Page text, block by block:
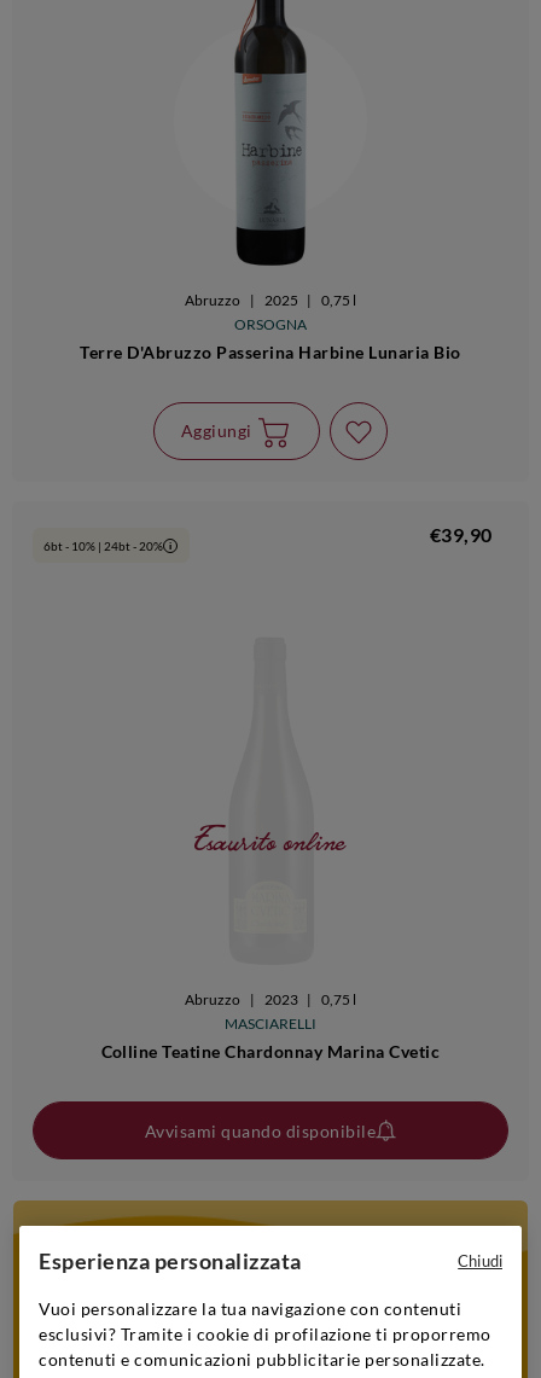
Abruzzo | 2025 | 0,75 l
ORSOGNA
Terre D'Abruzzo Passerina Harbine Lunaria Bio
Aggiungi
Esaurito online
6bt - 10% | 24bt - 20% i €39,90
Abruzzo | 2023 | 0,75 l
MASCIARELLI
Colline Teatine Chardonnay Marina Cvetic
Avvisami quando disponibile
ISCRIVITI A SIGNORVINO
Iscriviti al programma e ricevi subito il 10% di
sconto! Accumula i punti per ottenere sempre più
Esperienza personalizzata
Vuoi personalizzare la tua navigazione con contenuti
esclusivi? Tramite i cookie di profilazione ti proporremo
contenuti e comunicazioni pubblicitarie personalizzate.
Chiudi